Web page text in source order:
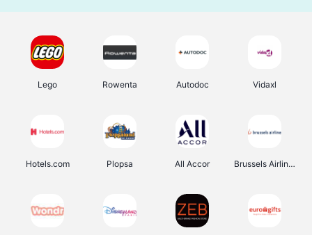
Lego Rowenta Autodoc Vidaxl
Hotels.com Plopsa All Accor Brussels Airlines